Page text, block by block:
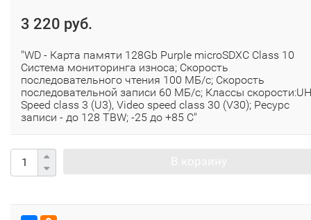
3 220 руб.
"WD - Карта памяти 128Gb Purple microSDXC Class 10
Система мониторинга износа; Скорость
последовательного чтения 100 МБ/с; Скорость
последовательной записи 60 МБ/с; Классы
Speed class 3 (U3), Video speed class 30 (V30); Ресурс
записи - до 128 TBW; -25 до +85 C"